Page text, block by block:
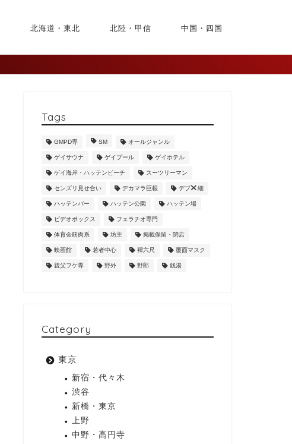
北海道・東北 北陸・甲信 中国・四国
Tags
GMPD専 SM オールジャンル
ゲイサウナ ゲイプール ゲイホテル
ゲイ海岸・ハッテンビーチ スーツリーマン
センズリ見せ合い デカマラ巨根 デブ 細
ハッテンバー ハッテン公園 ハッテン場
ビデオボックス フェラチオ専門
体育会筋肉系 坊主 掲載保留・閉店
映画館 若者中心 褌六尺 覆面マスク
親父フケ専 野外 野郎 銭湯
Category
東京
新宿・代々木
渋谷
新橋・東京
上野
中野・高円寺